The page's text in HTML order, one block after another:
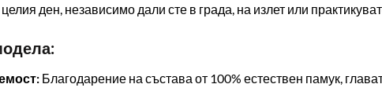
ден, независимо дали сте в града, на излет или
Благодарение на състава от 100% естествен памук,